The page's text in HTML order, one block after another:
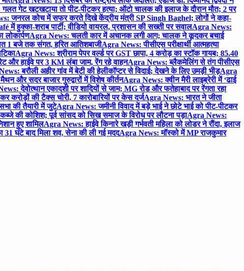
गेट खटखटाया तो पीट-पीटकर हत्या; ऑटो चालक की इलाज के दौरान मौत; 2 पर
जनरल कोच में सफर करते दिखे केंद्रीय मंत्री SP Singh Baghel; लोगों ने कहा-
हुक्का-शराब पार्टी; वीडियो वायरल, प्रशासन की सख्ती पर सवालAgra News:
लोकार्पणAgra News: चलती कार में अचानक लगी आग; चालक ने कूदकर बचाई
1 बजे तक संगत, हरित आतिशबाजीAgra News: पीसीएस परीक्षार्थी आत्महत्या
Agra News: श्रीराम पेपर वर्ल्ड पर GST छापा, 4 करोड़ का स्टॉक गायब; 85.40
हाईवे पर 3 KM लंबा जाम, रेंग रहे वाहनAgra News: ब्लैकमेलिंग से तंग पीसीएस
बरौली अहीर गांव में बेटी की हेलीकॉप्टर से विदाई; देखने के लिए उमड़ी भीड़Agra
और सदर बाजार गुरुद्वारों में विशेष कीर्तनAgra News: क्वीन मैरी लाइब्रेरी में ‘ढाई
देवोत्थान एकादशी पर शादियों से जाम; MG रोड और फतेहाबाद पर रेंगता रहा
करोड़ों की टैक्स चोरी, 7 कारोबारियों पर केस दर्जAgra News: भारत ने जीता
की तैयारी में जुटेAgra News: जमीनी विवाद में बड़े भाई ने छोटे भाई को पीट-पीटकर
की कोशिश; पूर्व सांसद को सिख समाज के विरोध पर लौटना पड़ाAgra News:
हुए शामिलAgra News: हाईवे किनारे खड़ी गर्भवती महिला को लोडर ने रौंदा, इलाज
घंटे बाद मिला शव, सेना की ली गई मददAgra News: मॉस्को में MP राजकुमार